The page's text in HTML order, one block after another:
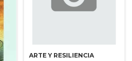
ARTE Y RESILIENCIA